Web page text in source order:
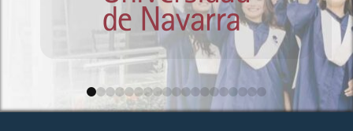
0123456789101112131415161718